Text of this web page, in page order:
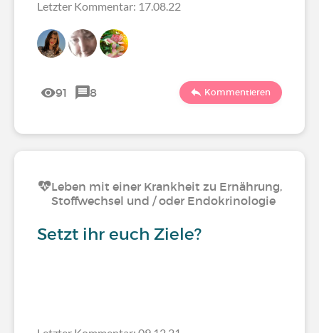
Letzter Kommentar: 17.08.22
91 8 Kommentieren
Leben mit einer Krankheit zu Ernährung,
Stoffwechsel und / oder Endokrinologie
Setzt ihr euch Ziele?